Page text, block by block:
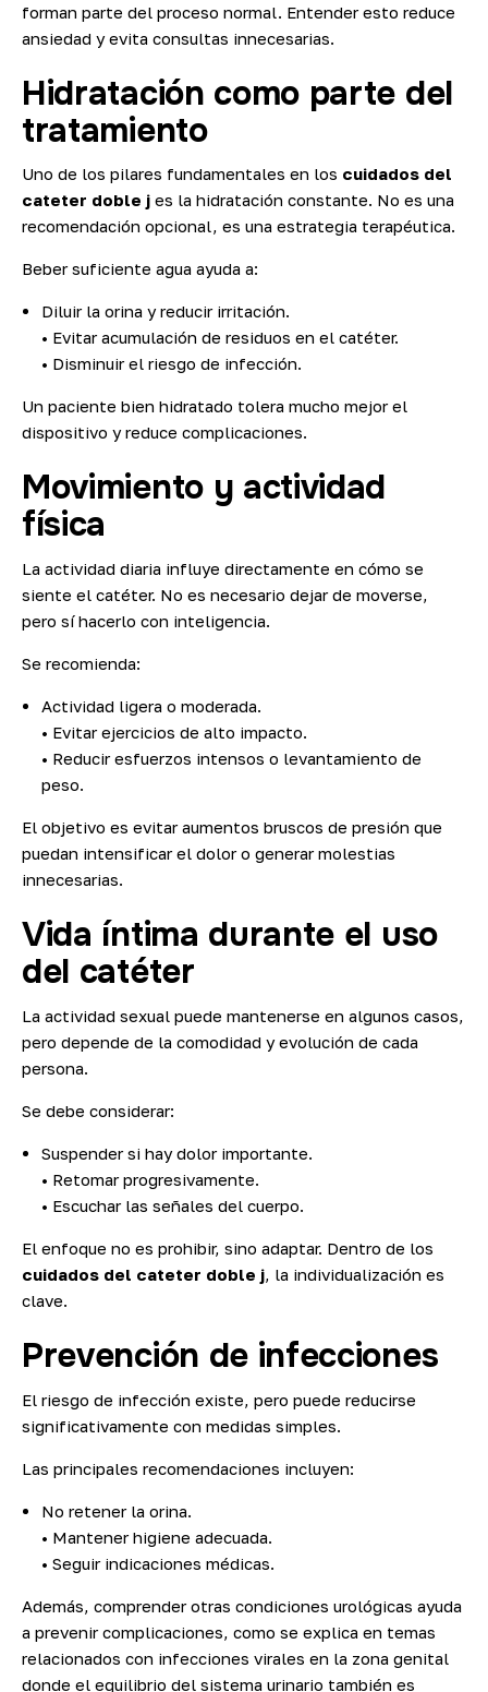
forman parte del proceso normal. Entender esto reduce
ansiedad y evita consultas innecesarias.
Hidratación como parte del
tratamiento
Uno de los pilares fundamentales en los cuidados del
cateter doble j es la hidratación constante. No es una
recomendación opcional, es una estrategia terapéutica.
Beber suficiente agua ayuda a:
Diluir la orina y reducir irritación.
• Evitar acumulación de residuos en el catéter.
• Disminuir el riesgo de infección.
Un paciente bien hidratado tolera mucho mejor el
dispositivo y reduce complicaciones.
Movimiento y actividad
física
La actividad diaria influye directamente en cómo se
siente el catéter. No es necesario dejar de moverse,
pero sí hacerlo con inteligencia.
Se recomienda:
Actividad ligera o moderada.
• Evitar ejercicios de alto impacto.
• Reducir esfuerzos intensos o levantamiento de
peso.
El objetivo es evitar aumentos bruscos de presión que
puedan intensificar el dolor o generar molestias
innecesarias.
Vida íntima durante el uso
del catéter
La actividad sexual puede mantenerse en algunos casos,
pero depende de la comodidad y evolución de cada
persona.
Se debe considerar:
Suspender si hay dolor importante.
• Retomar progresivamente.
• Escuchar las señales del cuerpo.
El enfoque no es prohibir, sino adaptar. Dentro de los
cuidados del cateter doble j, la individualización es
clave.
Prevención de infecciones
El riesgo de infección existe, pero puede reducirse
significativamente con medidas simples.
Las principales recomendaciones incluyen:
No retener la orina.
• Mantener higiene adecuada.
• Seguir indicaciones médicas.
Además, comprender otras condiciones urológicas ayuda
a prevenir complicaciones, como se explica en temas
relacionados con infecciones virales en la zona genital
donde el equilibrio del sistema urinario también es